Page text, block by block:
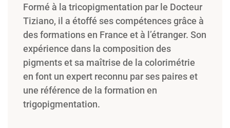
Formé à la tricopigmentation par le Docteur
Tiziano, il a étoffé ses compétences grâce à
des formations en France et à l’étranger. Son
expérience dans la composition des
pigments et sa maîtrise de la colorimétrie
en font un expert reconnu par ses paires et
une référence de la formation en
trigopigmentation.